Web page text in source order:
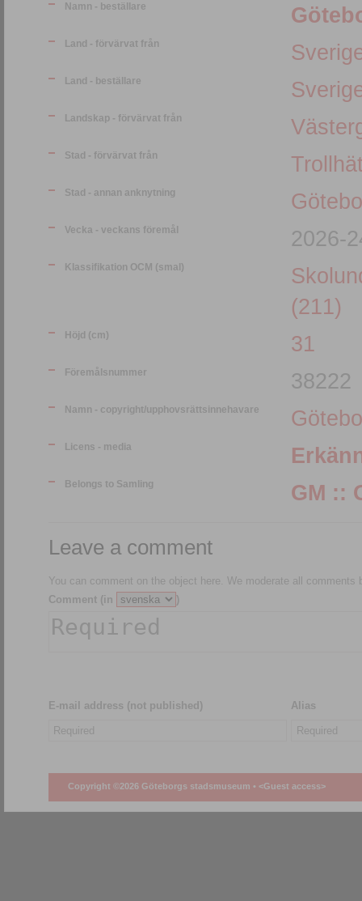
Namn - beställare
Land - förvärvat från
Land - beställare
Landskap - förvärvat från
Stad - förvärvat från
Stad - annan anknytning
Vecka - veckans föremål 2026-
Klassifikation OCM (smal)
(211)
Höjd (cm) 31
Föremålsnummer 38222
Namn - copyright/upphovsrättsinnehavare
Licens - media
Belongs to Samling
Leave a comment
You can comment on the object here. We moderate all comments
Comment (in
)
E-mail address (not published) Alias
Copyright ©2026 Göteborgs stadsmuseum • <Guest access>